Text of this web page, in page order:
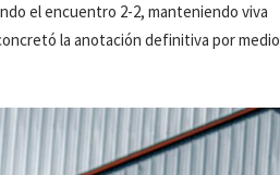
el encuentro 2-2, manteniendo viva
la anotación definitiva por medio